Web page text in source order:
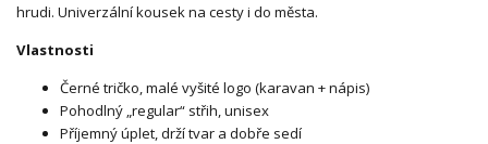
hrudi. Univerzální kousek na cesty i do města.
Vlastnosti
Černé tričko, malé vyšité logo (karavan + nápis)
Pohodlný „regular“ střih, unisex
Příjemný úplet, drží tvar a dobře sedí